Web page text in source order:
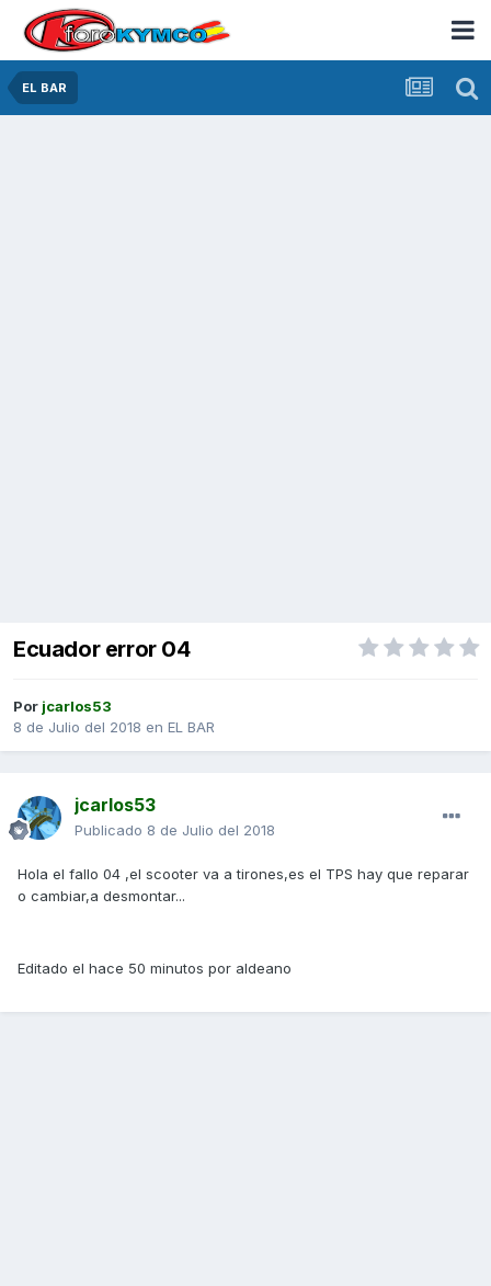
EL BAR
Ecuador error 04
Por jcarlos53
8 de Julio del 2018 en EL BAR
jcarlos53
Publicado 8 de Julio del 2018
Hola el fallo 04 ,el scooter va a tirones,es el TPS hay que reparar
o cambiar,a desmontar...
Editado el hace 50 minutos por aldeano